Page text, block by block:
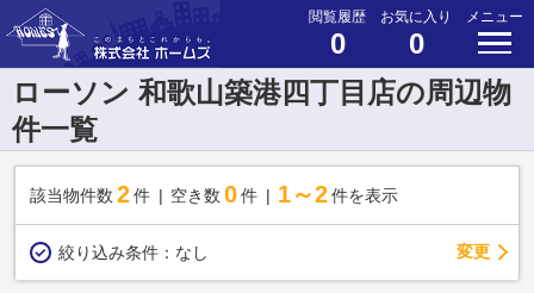
閲覧履歴
0
お気に入り
0
メニュー
ローソン 和歌山築港四丁目店の周辺物
件一覧
該当物件数 2件 空き数 0 件 1～2 件を表示
絞り込み条件： なし 変更